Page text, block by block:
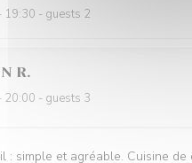
19:30 - guests 2
R
20:00 - guests 3
: simple et agréable. Cuisine